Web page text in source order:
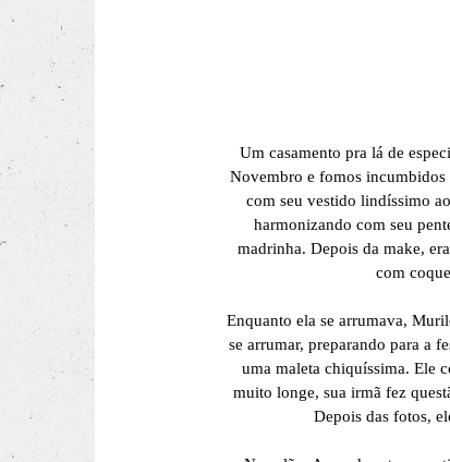
Um casamento pra lá de
Novembro e fomos incumbidos
com seu vestido lindíssimo
harmonizando com seu
madrinha. Depois da make,
com
Enquanto ela se arrumava,
se arrumar, preparando para a
uma maleta chiquíssima. Ele
muito longe, sua irmã fez
Depois das fotos,